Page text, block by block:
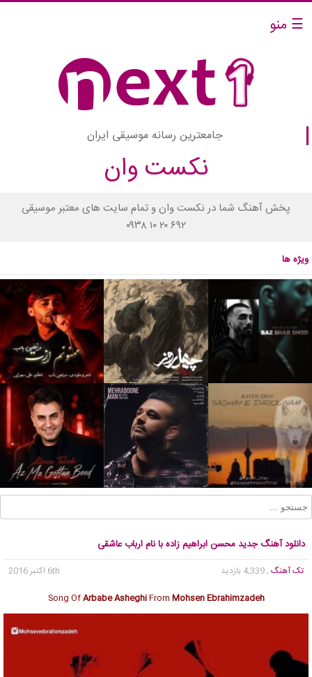
☰ منو
جامعترین رسانه موسیقی ایران
نکست وان
پخش آهنگ شما در نکست وان و تمام سایت های معتبر موسیقی
۰۹۳۸ ۱۰ ۲۰ ۶۹۲
ویژه ها
دانلود آهنگ جدید محسن ابراهیم زاده با نام ارباب عاشقی
تک آهنگ , 4,339 بازدید
6th اکتبر 2016
Song OfArbabe AsheghiFrom Mohsen Ebrahimzadeh